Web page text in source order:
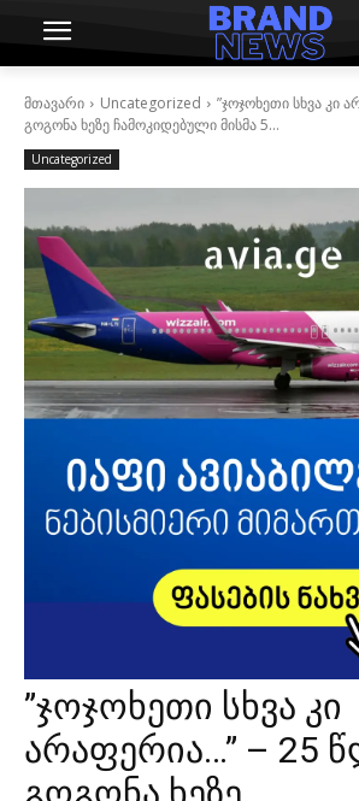
მთავარი Uncategorized
”ჯოჯოხეთი სხვა კი
გოგონა ხეზე ჩამოკიდებული მისმა 5...
Uncategorized
”ჯოჯოხეთი სხვა კი
არაფერია…” – 25